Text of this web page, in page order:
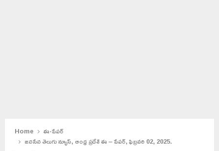
Home
ఈ-పేపర్
జనసేన తెలుగు న్యూస్, ఆంధ్ర ప్రదేశ్ ఈ – పేపర్, ఫిబ్రవరి 02, 2025.